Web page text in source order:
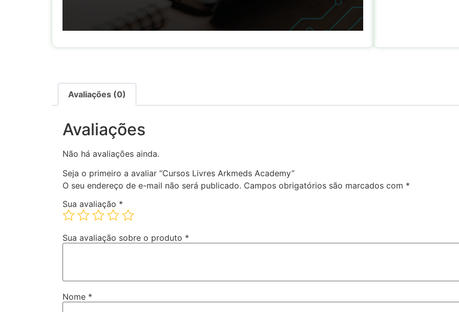
Avaliações (0)
Avaliações
Não há avaliações ainda.
Seja o primeiro a avaliar “Cursos Livres Arkmeds Academy”
O seu endereço de e-mail não será publicado. Campos obrigatórios são marcados com *
Sua avaliação *
Sua avaliação sobre o produto *
Nome *